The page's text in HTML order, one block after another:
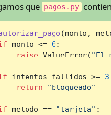
que pagos.py
(monto,
monto <= 0 :
raise ValueError( "El
intentos_fallidos >= 3
return
"bloqueado"
metodo == "tarjeta" :